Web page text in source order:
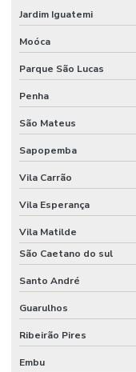
Haste magnética
Haste magnética flexível
Homogeneizador tipo
Hplc equipamento
Incubadora laboratório
Incubadora Shaker
Kit para análise de água
Kit de vidrarias para
Lamínula de vidro
Macropipetador manual
Macropipetador preço
Jardim Iguatemi
Moóca
Parque São Lucas
Penha
São Mateus
Sapopemba
Vila Carrão
Vila Esperança
Vila Matilde
São Caetano do sul
Santo André
Guarulhos
Ribeirão Pires
Embu